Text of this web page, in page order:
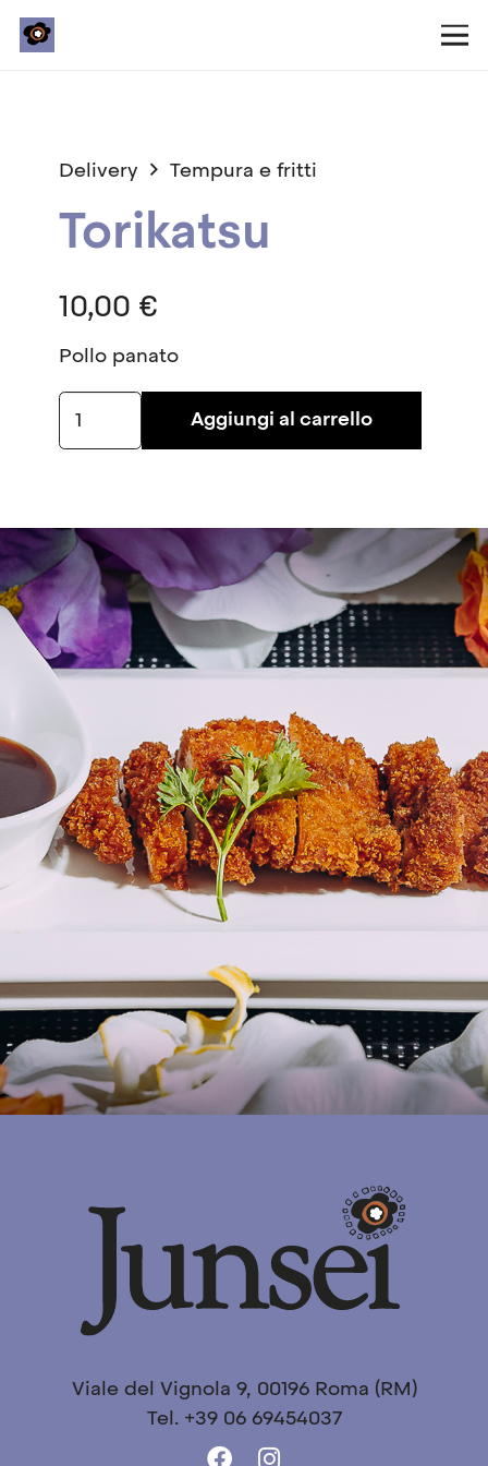
Delivery Tempura e fritti
Torikatsu
10,00 €
Pollo panato
Aggiungi al carrello
Viale del Vignola 9, 00196 Roma (RM)
Tel. +39 06 69454037